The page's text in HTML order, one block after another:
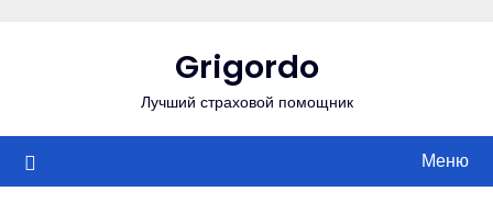
Grigordo
Лучший страховой помощник
Меню